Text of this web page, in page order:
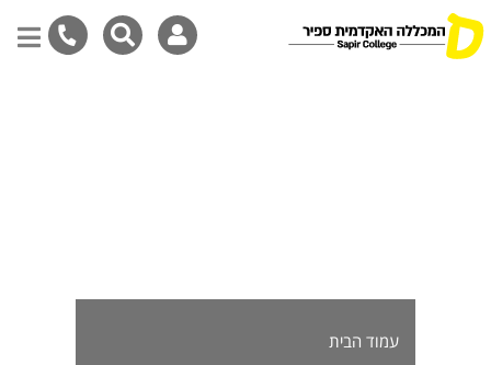
עמוד הבית